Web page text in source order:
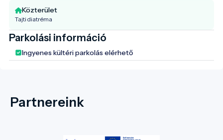
Közterület
Tajti diatréma
Parkolási információ
Ingyenes kültéri parkolás elérhető
Partnereink